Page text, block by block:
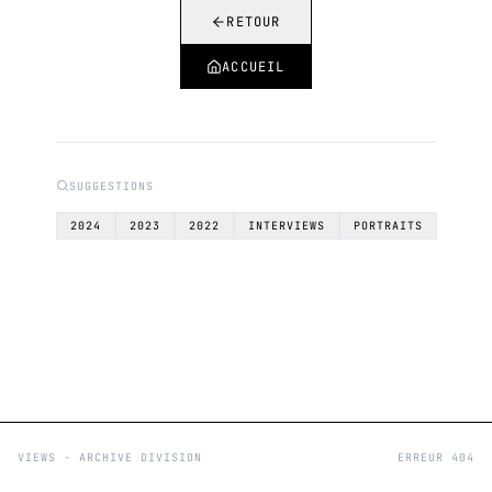
RETOUR
ACCUEIL
SUGGESTIONS
2024 2023 2022 INTERVIEWS PORTRAITS
VIEWS - ARCHIVE DIVISION ERREUR 404